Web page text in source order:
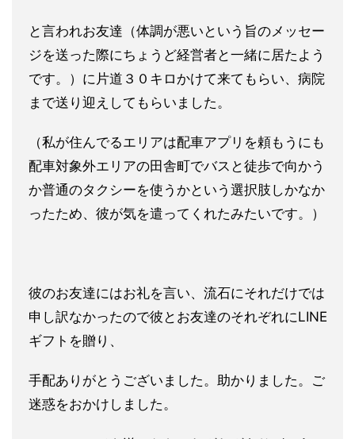
と言われお友達（体調が悪いという旨のメッセー
ジを送った際にちょうど経営者と一緒に居たよう
です。） に片道３０キロかけて来てもらい、病院
まで送り迎えしてもらいま した。
（私が住んでるエリアは配車アプリを頼もうにも
配車対象外エリアの田舎町でバスと徒歩で向かう
か普通のタクシーを使うかと いう選択肢しかなか
ったため、彼が気を遣ってくれたみたいです。 ）
彼のお友達にはお礼を言い、流石にそれだけでは
申し訳なかったので彼とお友達のそれぞれにLINE
ギフトを贈り、
手配ありがとうございました。助かりました。 ご
迷惑をおかけしました。